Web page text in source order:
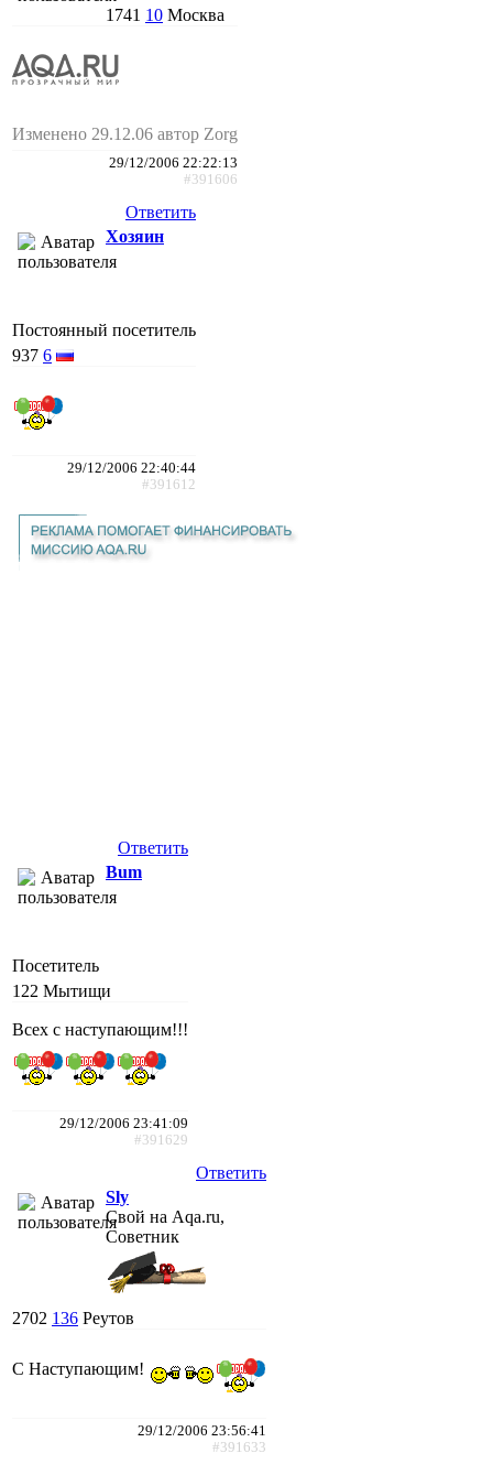
1741 10 Москва
Изменено 29.12.06 автор Zorg
29/12/2006 22:22:13
#391606
Ответить
Хозяин
Постоянный посетитель
937 6
29/12/2006 22:40:44
#391612
Ответить
Bum
Посетитель
122 Мытищи
Всех с наступающим!!!
29/12/2006 23:41:09
#391629
Ответить
Sly
Свой на Aqa.ru,
Советник
2702 136 Реутов
C Наступающим!
29/12/2006 23:56:41
#391633